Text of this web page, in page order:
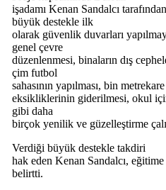
işadamı Kenan Sandalcı
büyük destekle ilk
olarak güvenlik duvarları
genel çevre
düzenlenmesi, binaların dış
çim futbol
sahasının yapılması, bin
eksikliklerinin giderilmesi, okul
gibi daha
birçok yenilik ve güzelleştirme
Verdiği büyük destekle takdiri
hak eden Kenan Sandalcı,
belirtti.